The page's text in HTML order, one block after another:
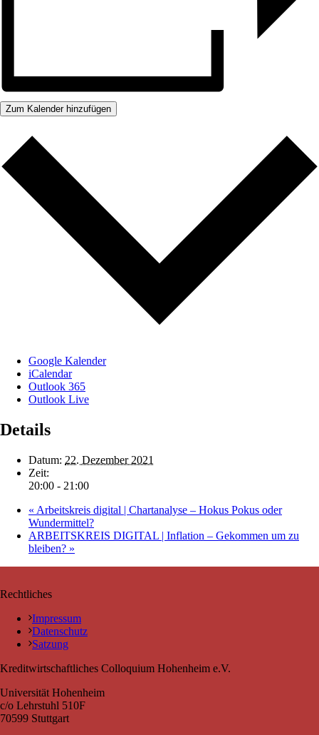
Zum Kalender hinzufügen
Google Kalender
iCalendar
Outlook 365
Outlook Live
Details
Datum: 22. Dezember 2021
Zeit:
20:00 - 21:00
« Arbeitskreis digital | Chartanalyse – Hokus Pokus oder
Wundermittel?
ARBEITSKREIS DIGITAL | Inflation – Gekommen um zu
bleiben? »
Rechtliches
Impressum
Datenschutz
Satzung
Kreditwirtschaftliches Colloquium Hohenheim e.V.
Universität Hohenheim
c/o Lehrstuhl 510F
70599 Stuttgart